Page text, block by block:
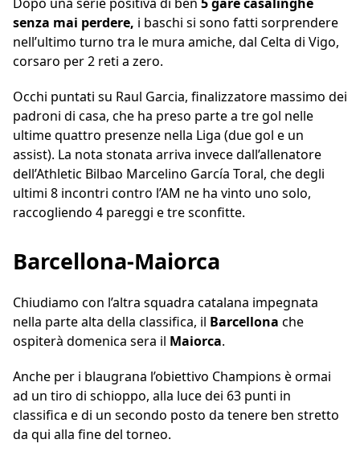
Dopo una serie positiva di ben 5 gare casalinghe
senza mai perdere, i baschi si sono fatti sorprendere
nell’ultimo turno tra le mura amiche, dal Celta di Vigo,
corsaro per 2 reti a zero.
Occhi puntati su Raul Garcia, finalizzatore massimo dei
padroni di casa, che ha preso parte a tre gol nelle
ultime quattro presenze nella Liga (due gol e un
assist). La nota stonata arriva invece dall’allenatore
dell’Athletic Bilbao Marcelino García Toral, che degli
ultimi 8 incontri contro l’AM ne ha vinto uno solo,
raccogliendo 4 pareggi e tre sconfitte.
Barcellona-Maiorca
Chiudiamo con l’altra squadra catalana impegnata
nella parte alta della classifica, il Barcellona che
ospiterà domenica sera il Maiorca.
Anche per i blaugrana l’obiettivo Champions è ormai
ad un tiro di schioppo, alla luce dei 63 punti in
classifica e di un secondo posto da tenere ben stretto
da qui alla fine del torneo.